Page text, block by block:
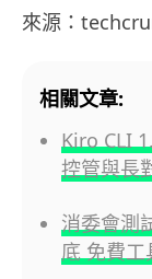
來源：
相關文章:
Kiro CLI
控管與長
消委會測
底 免費工